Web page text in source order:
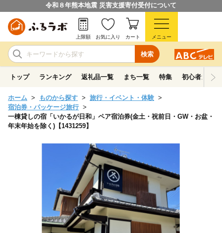
令和８年熊本地震 災害支援寄付受付について
検索
上限額 お気に入り カート メニュー
トップ ランキング 返礼品一覧 まち一覧 特集 初心者ガイド
ホーム ものから探す
旅行・イベント・体験
宿泊券・パッケージ旅行
一棟貸しの宿「いかるが日和」ペア宿泊券(金土・祝前日・GW・お盆・
年末年始を除く)【1431259】